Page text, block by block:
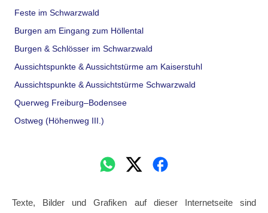
Feste im Schwarzwald
Burgen am Eingang zum Höllental
Burgen & Schlösser im Schwarzwald
Aussichtspunkte & Aussichtstürme am Kaiserstuhl
Aussichtspunkte & Aussichtstürme Schwarzwald
Querweg Freiburg–Bodensee
Ostweg (Höhenweg III.)
Texte, Bilder und Grafiken auf dieser Internetseite sind